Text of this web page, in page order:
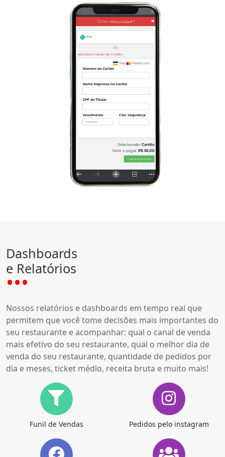
Dashboards
e Relatórios
Nossos relatórios e dashboards em tempo real que
permitem que você tome decisões mais importantes do
seu restaurante e acompanhar: qual o canal de venda
mais efetivo do seu restaurante, qual o melhor dia de
venda do seu restaurante, quantidade de pedidos por
dia e meses, ticket médio, receita bruta e muito mais!
Funil de Vendas Pedidos pelo instagram